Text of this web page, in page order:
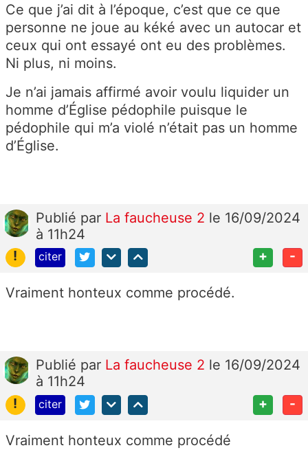
Ce que j’ai dit à l’époque, c’est que ce que
personne ne joue au kéké avec un autocar et
ceux qui ont essayé ont eu des problèmes.
Ni plus, ni moins.
Je n’ai jamais affirmé avoir voulu liquider un
homme d’Église pédophile puisque le
pédophile qui m’a violé n’était pas un homme
d’Église.
Publié par La faucheuse 2 le 16/09/2024
à 11h24
!
citer + -
Vraiment honteux comme procédé.
Publié par La faucheuse 2 le 16/09/2024
à 11h24
!
citer + -
Vraiment honteux comme procédé